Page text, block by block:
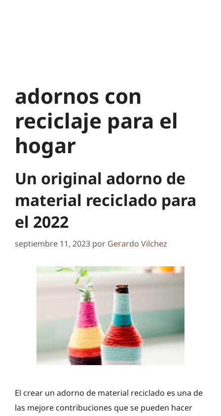
adornos con
reciclaje para el
hogar
Un original adorno de
material reciclado para
el 2022
septiembre 11, 2023 por Gerardo Vilchez
El crear un adorno de material reciclado es una de
las mejore contribuciones que se pueden hacer